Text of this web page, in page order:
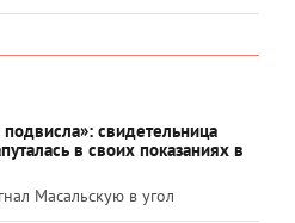
подвисла»: свидетельница
в своих показаниях в
Масальскую в угол